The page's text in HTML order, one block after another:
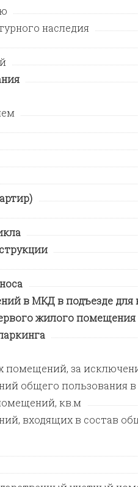
наследия
в МКД в подъезде
жилого помещения
за
общего пользования
кв.м
входящих в состав